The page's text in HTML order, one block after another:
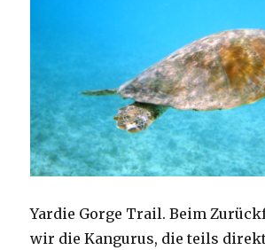
Yardie Gorge Trail. Beim
wir die Kangurus, die teils